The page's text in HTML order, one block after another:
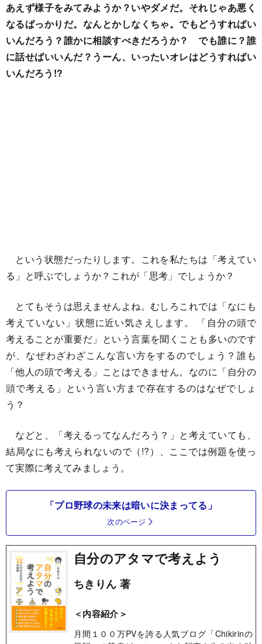
あえず様子をみてみようか？いやダメだ。それじゃあ悪く
なるばっかりだ。なんとかしなくちゃ。でもどうすればい
いんだろう？誰かに相談すべきだろうか？ でも誰に？誰
に話せばいいんだ？うーん、いったいオレはどうすればい
いんだろう!?
という状態だったりします。これを私たちは「考えてい
る」と呼ぶでしょうか？これが「思考」でしょうか？
とてもそうは思えませんよね。むしろこれでは「なにも
考えていない」状態に近い気さえします。 「自分の頭で
考えることが重要だ」という言葉を聞くことも多いのです
が、なぜわざわざこんな言い方をするのでしょう？誰も
「他人の頭で考える」ことはできません。なのに「自分の
頭で考える」という言い方まで存在するのはなぜでしょ
う？
などと、「考えるってなんだろう？」と考えていても、
結局なにも考えられないので（!?）、ここでは例題を使っ
て実際に考えてみましょう。
「プロ野球の未来は暗いに決まってる」
次のページ
自分のアタマで考えよう
ちきりん 著
＜内容紹介＞
月間１００万PVを誇る人気ブログ「Chikirinの